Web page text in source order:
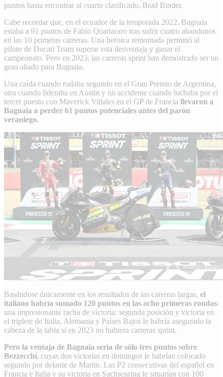
puntos hasta encontrar al cuarto clasificado, Brad Binder.
Cabe recordar que, en el ecuador de la temporada 2022, Bagnaia
estaba a 91 puntos de Fabio Quartararo tras sufrir cuatro abandonos
en las 10 primeras carreras. Una heroica remontada permitió al
piloto de Ducati Team superar esta desventaja y ganar el
campeonato. Pero en 2023, las carreras sprint han demostrado ser un
gran aliado para Bagnaia.
Una caída cuando rodaba segundo en el Gran Premio de Argentina,
otra cuando lideraba en Austin y un accidente cuando luchaba por el
tercer puesto con Maverick Viñales en el GP de Francia llevaron a
Bagnaia a perder 61 puntos potenciales antes del parón
veraniego.
Basándose únicamente en los resultados de las carreras largas, el
italiano habría sumado 120 puntos en las ocho primeras rondas:
una impresionante racha de victoria, segunda posición y victoria en
el triplete de Italia, Alemania y Países Bajos le habría asegurado la
cabeza de la tabla si en 2023 no hubiera carreras sprint.
Pero la ventaja de Bagnaia sería de sólo tres puntos sobre
Bezzecchi, cuyas dos victorias en domingos le habrían colocado
segundo por delante de Martin. Las P2 consecutivas del español en
Francia e Italia y su victoria en Sachsenring le situarían con 100